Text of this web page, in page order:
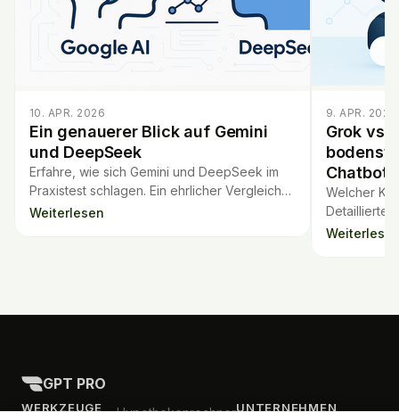
10. APR. 2026
Ein genauerer Blick auf Gemini
und DeepSeek
Erfahre, wie sich Gemini und DeepSeek im
Praxistest schlagen. Ein ehrlicher Vergleich
zu Leistung, Stabilität und Kosten der KI-
Weiterlesen
9. APR. 2026
Grok vs
Chatbots
Welcher KI-
Detaillierter
Perplexity:
GPT PRO
WERKZEUGE UNTERNEHMEN